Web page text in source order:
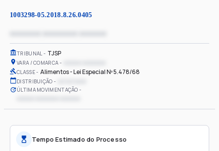
1003298-05.2018.8.26.0405
TRIBUNAL TJSP
VARA / COMARCA
CLASSE Alimentos - Lei Especial Nº 5.478/68
DISTRIBUIÇÃO
ÚLTIMA MOVIMENTAÇÃO
Tempo Estimado do Processo